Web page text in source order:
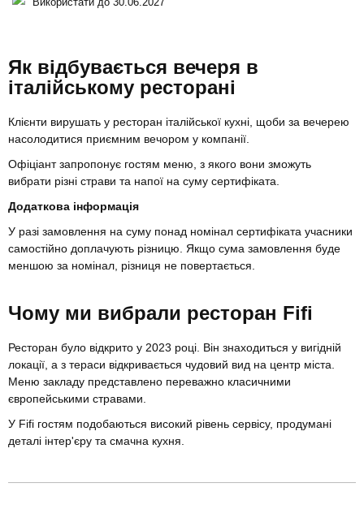
Як відбувається вечеря в
італійському ресторані
Клієнти вирушать у ресторан італійської кухні, щоби за вечерею
насолодитися приємним вечором у компанії.
Офіціант запропонує гостям меню, з якого вони зможуть
вибрати різні страви та напої на суму сертифіката.
Додаткова інформація
У разі замовлення на суму понад номінал сертифіката учасники
самостійно доплачують різницю. Якщо сума замовлення буде
меншою за номінал, різниця не повертається.
Чому ми вибрали ресторан Fifi
Ресторан було відкрито у 2023 році. Він знаходиться у вигідній
локації, а з тераси відкривається чудовий вид на центр міста.
Меню закладу представлено переважно класичними
європейськими стравами.
У Fifi гостям подобаються високий рівень сервісу, продумані
деталі інтер'єру та смачна кухня.